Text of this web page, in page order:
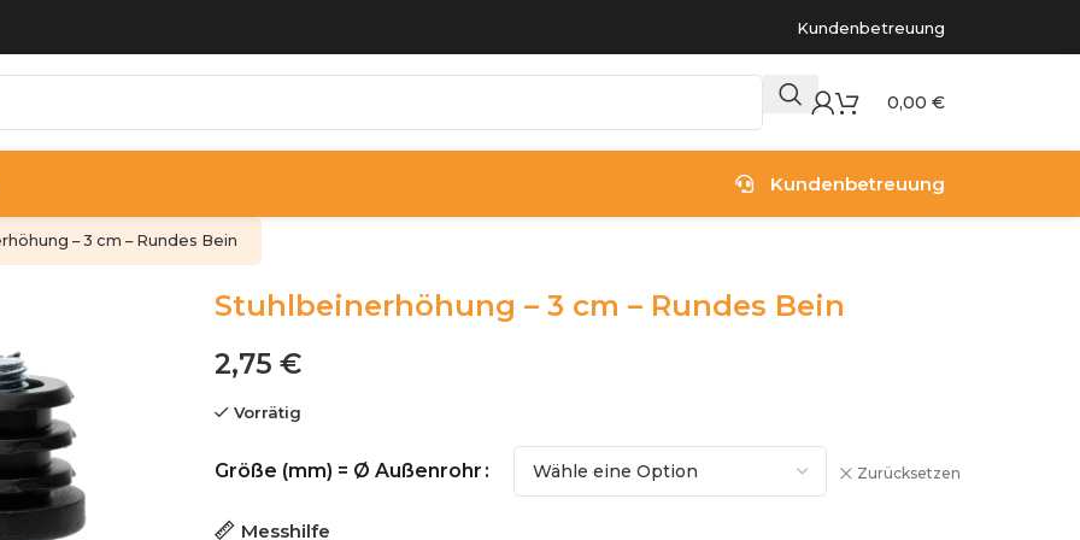
Kundenbetreuung
0,00 €
Kundenbetreuung
– 3 cm – Rundes Bein
Stuhlbeinerhöhung – 3 cm – Rundes Bein
2,75 €
Vorrätig
Größe (mm) = Ø Außenrohr Zurücksetzen
Messhilfe